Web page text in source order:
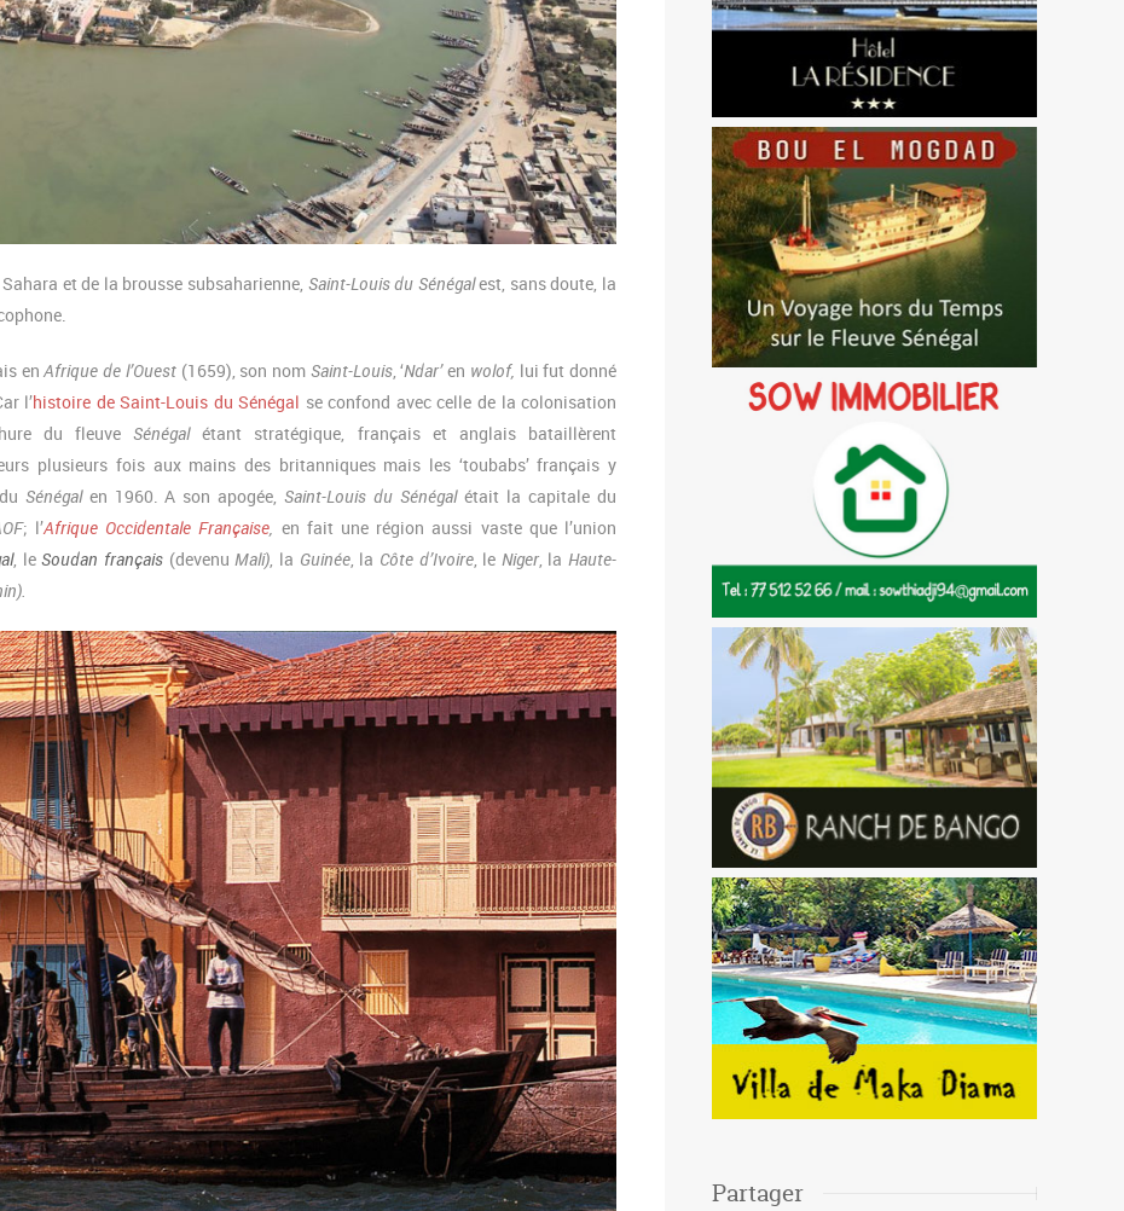
et de la brousse subsaharienne, Saint-Louis du Sénégalest, sans doute, la
enAfrique de l’Ouest(1659), son nom Saint-Louis, ‘Ndar’en wolof, lui fut donné
l’histoire de Saint-Louis du Sénégal se confond avec celle de la colonisation
du fleuveSénégalétant stratégique, français et anglais bataillèrent
plusieurs fois aux mains des britanniques mais les ‘toubabs’ français y
Sénégalen 1960. A son apogée,Saint-Louis du Sénégalétait la capitale du
; l’Afrique Occidentale Française, en fait une région aussi vaste que l’union
, leSoudan français (devenuMali), la Guinée, la Côte d’Ivoire, le Niger, laHaute-
Partager